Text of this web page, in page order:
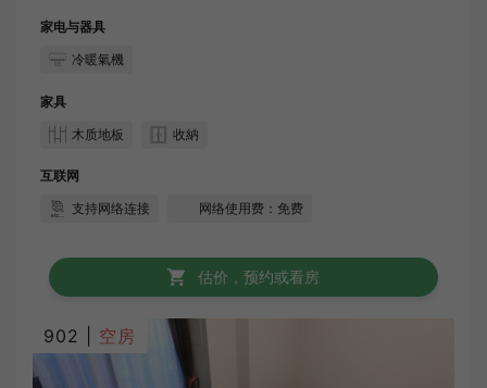
家电与器具
冷暖氣機
家具
木质地板
收納
互联网
支持网络连接
网络使用费：免费
估价，预约或看房
902 | 空房